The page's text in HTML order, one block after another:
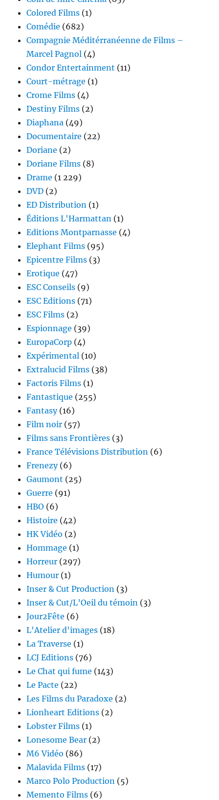
Colored Films (1)
Comédie (682)
Compagnie Méditérranéenne de Films –
Marcel Pagnol (4)
Condor Entertainment (11)
Court-métrage (1)
Crome Films (4)
Destiny Films (2)
Diaphana (49)
Documentaire (22)
Doriane (2)
Doriane Films (8)
Drame (1 229)
DVD (2)
ED Distribution (1)
Éditions L'Harmattan (1)
Editions Montparnasse (4)
Elephant Films (95)
Epicentre Films (3)
Erotique (47)
ESC Conseils (9)
ESC Editions (71)
ESC Films (2)
Espionnage (39)
EuropaCorp (4)
Expérimental (10)
Extralucid Films (38)
Factoris Films (1)
Fantastique (255)
Fantasy(16)
Film noir (57)
Films sans Frontières (3)
France Télévisions Distribution (6)
Frenezy(6)
Gaumont (25)
Guerre (91)
HBO (6)
Histoire (42)
HK Vidéo (2)
Hommage (1)
Horreur (297)
Humour (1)
Inser & Cut Production (3)
Inser & Cut/L’Oeil du témoin (3)
Jour2Fête (6)
L'Atelier d'images (18)
La Traverse (1)
LCJ Editions (76)
Le Chat qui fume (143)
Le Pacte (22)
Les Films du Paradoxe (2)
Lionheart Editions (2)
Lobster Films (1)
Lonesome Bear (2)
M6 Vidéo (86)
Malavida Films (17)
Marco Polo Production (5)
Memento Films (6)